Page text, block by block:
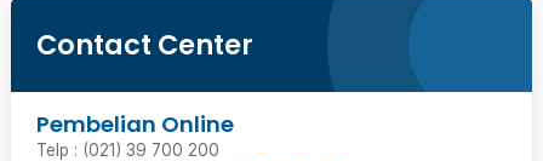
Contact Center
Pembelian Online
Telp : (021) 39 700 200